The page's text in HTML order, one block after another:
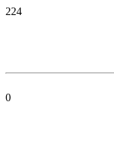
224
0